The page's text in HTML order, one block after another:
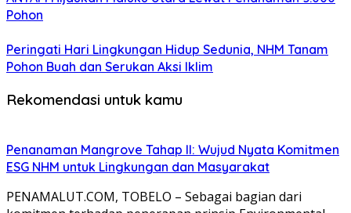
Pohon
Peringati Hari Lingkungan Hidup Sedunia, NHM Tanam
Pohon Buah dan Serukan Aksi Iklim
Rekomendasi untuk kamu
Penanaman Mangrove Tahap II: Wujud Nyata Komitmen
ESG NHM untuk Lingkungan dan Masyarakat
PENAMALUT.COM, TOBELO – Sebagai bagian dari